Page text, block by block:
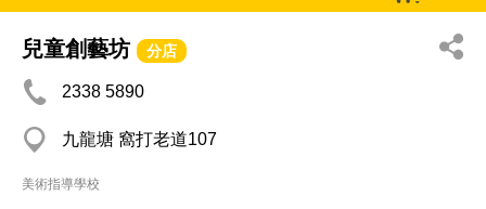
兒童創藝坊 分店
2338 5890
九龍塘 窩打老道107
美術指導學校